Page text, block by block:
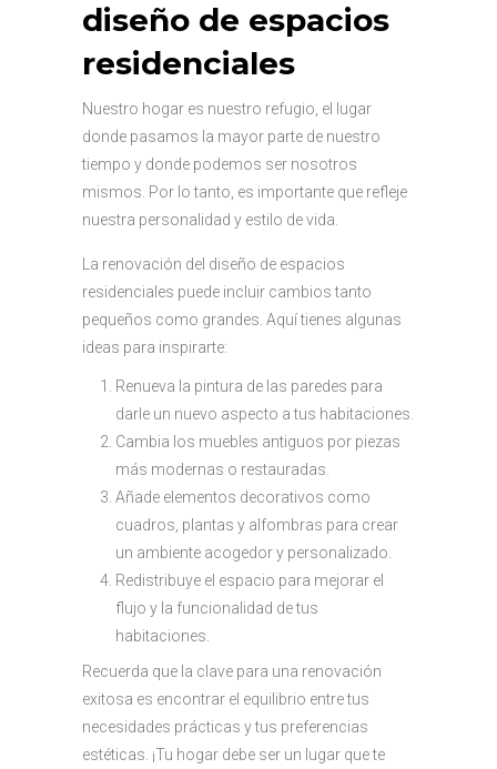
diseño de espacios
residenciales
Nuestro hogar es nuestro refugio, el lugar
donde pasamos la mayor parte de nuestro
tiempo y donde podemos ser nosotros
mismos. Por lo tanto, es importante que refleje
nuestra personalidad y estilo de vida.
La renovación del diseño de espacios
residenciales puede incluir cambios tanto
pequeños como grandes. Aquí tienes algunas
ideas para inspirarte:
Renueva la pintura de las paredes para
darle un nuevo aspecto a tus habitaciones.
Cambia los muebles antiguos por piezas
más modernas o restauradas.
Añade elementos decorativos como
cuadros, plantas y alfombras para crear
un ambiente acogedor y personalizado.
Redistribuye el espacio para mejorar el
flujo y la funcionalidad de tus
habitaciones.
Recuerda que la clave para una renovación
exitosa es encontrar el equilibrio entre tus
necesidades prácticas y tus preferencias
estéticas. ¡Tu hogar debe ser un lugar que te